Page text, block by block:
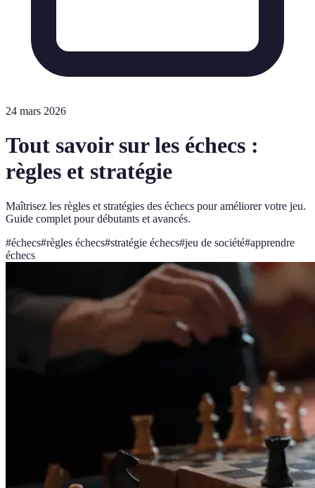
24 mars 2026
Tout savoir sur les échecs :
règles et stratégie
Maîtrisez les règles et stratégies des échecs pour améliorer votre jeu.
Guide complet pour débutants et avancés.
#échecs#règles échecs#stratégie échecs#jeu de société#apprendre
échecs